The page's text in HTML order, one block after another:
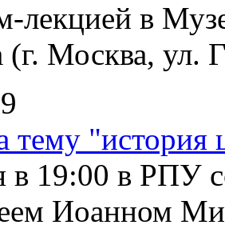
лекцией в
Москва, ул.
тему "история
в 19:00 в РПУ
Иоанном